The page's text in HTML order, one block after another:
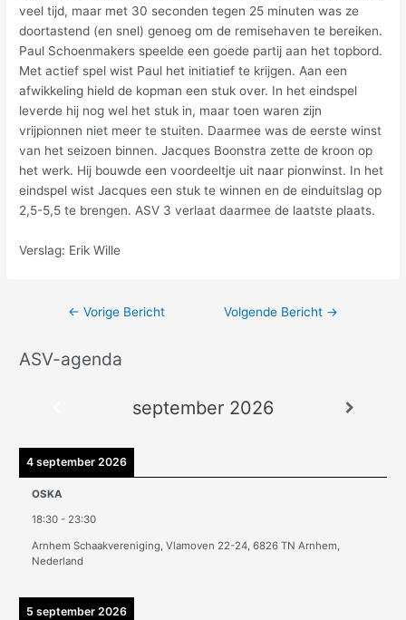
veel tijd, maar met 30 seconden tegen 25 minuten was ze
doortastend (en snel) genoeg om de remisehaven te bereiken.
Paul Schoenmakers speelde een goede partij aan het topbord.
Met actief spel wist Paul het initiatief te krijgen. Aan een
afwikkeling hield de kopman een stuk over. In het eindspel
leverde hij nog wel het stuk in, maar toen waren zijn
vrijpionnen niet meer te stuiten. Daarmee was de eerste winst
van het seizoen binnen. Jacques Boonstra zette de kroon op
het werk. Hij bouwde een voordeeltje uit naar pionwinst. In het
eindspel wist Jacques een stuk te winnen en de einduitslag op
2,5-5,5 te brengen. ASV 3 verlaat daarmee de laatste plaats.
Verslag: Erik Wille
← Vorige Bericht Volgende Bericht →
ASV-agenda
september 2026
4 september 2026
OSKA
18:30 - 23:30
Arnhem Schaakvereniging, Vlamoven 22-24, 6826 TN Arnhem,
Nederland
5 september 2026
A
e